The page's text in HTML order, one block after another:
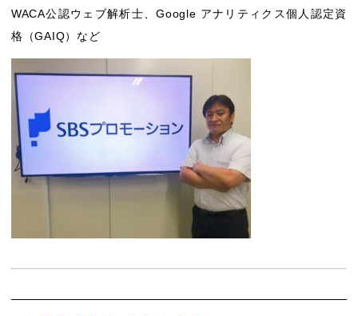
WACA公認ウェブ解析士、Google アナリティクス個人認定資
格（GAIQ）など